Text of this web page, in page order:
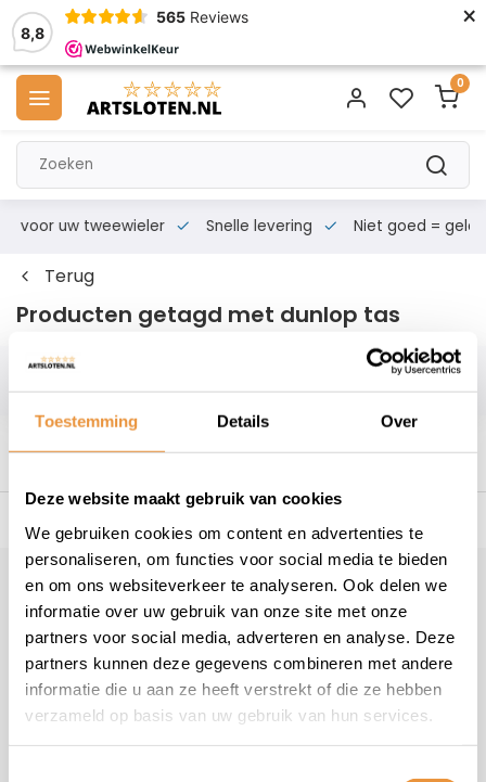
Toestemming Details Over
Deze website maakt gebruik van cookies
We gebruiken cookies om content en advertenties te
personaliseren, om functies voor social media te bieden
en om ons websiteverkeer te analyseren. Ook delen we
informatie over uw gebruik van onze site met onze
partners voor social media, adverteren en analyse. Deze
partners kunnen deze gegevens combineren met andere
informatie die u aan ze heeft verstrekt of die ze hebben
verzameld op basis van uw gebruik van hun services.
8,8
565 Reviews ×
0
voor uw tweewieler Snelle levering Niet goed = geld
Terug
Producten getagd met dunlop tas
Filters
Klantenservice
Veelgestelde vragen
+31 78 780 2330
info@artsloten.nl